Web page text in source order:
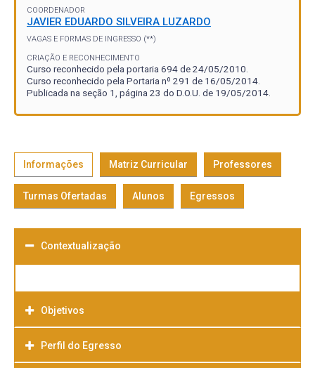
COORDENADOR
JAVIER EDUARDO SILVEIRA LUZARDO
VAGAS E FORMAS DE INGRESSO (**)
CRIAÇÃO E RECONHECIMENTO
Curso reconhecido pela portaria 694 de 24/05/2010.
Curso reconhecido pela Portaria nº 291 de 16/05/2014.
Publicada na seção 1, página 23 do D.O.U. de 19/05/2014.
Informações Matriz Curricular Professores
Turmas Ofertadas Alunos Egressos
Contextualização
Objetivos
Perfil do Egresso